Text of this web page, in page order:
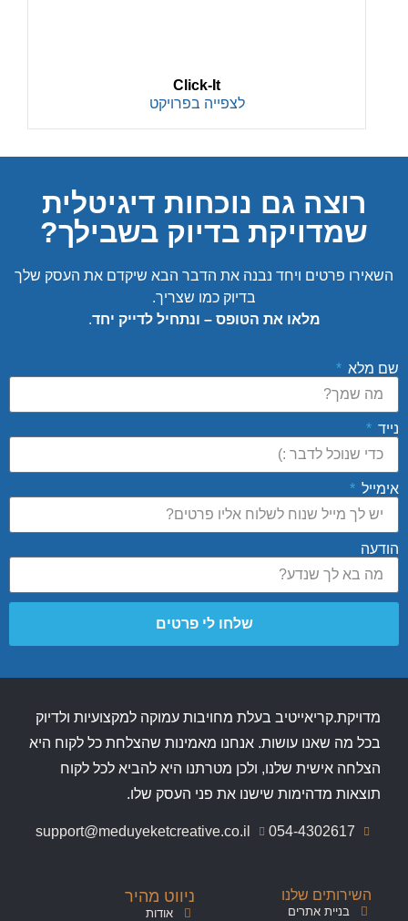
Click-It
לצפייה בפרויקט
רוצה גם נוכחות דיגיטלית
שמדויקת בדיוק בשבילך?
השאירו פרטים ויחד נבנה את הדבר הבא שיקדם את העסק שלך
בדיוק כמו שצריך.
מלאו את הטופס – ונתחיל לדייק יחד.
שם מלא
נייד
אימייל
הודעה
שלחו לי פרטים
מדויקת.קריאייטיב בעלת מחויבות עמוקה למקצועיות ולדיוק
בכל מה שאנו עושות. אנחנו מאמינות שהצלחת כל לקוח היא
הצלחה אישית שלנו, ולכן מטרתנו היא להביא לכל לקוח
תוצאות מדהימות שישנו את פני העסק שלו.
054-4302617
support@meduyeketcreative.co.il
השירותים שלנו
בניית אתרים
ניווט מהיר
אודות